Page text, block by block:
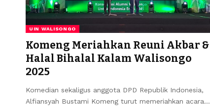
UIN WALISONGO
Komeng Meriahkan Reuni Akbar &
Halal Bihalal Kalam Walisongo
2025
Komedian sekaligus anggota DPD Republik Indonesia,
Alfiansyah Bustami Komeng turut memeriahkan acara…